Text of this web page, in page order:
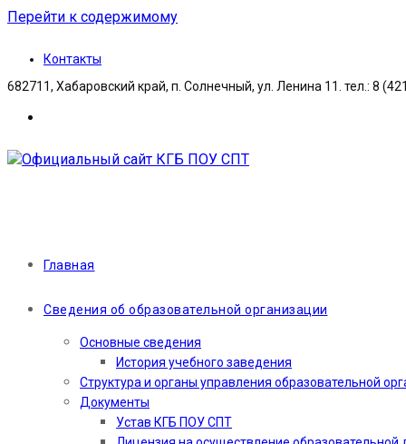
Перейти к содержимому
Контакты
682711, Хабаровский край, п. Солнечный, ул. Ленина 11. тел.: 8
Главная
Сведения об образовательной организации
Основные сведения
История учебного заведения
Структура и органы управления образовательной
Документы
Устав КГБ ПОУ СПТ